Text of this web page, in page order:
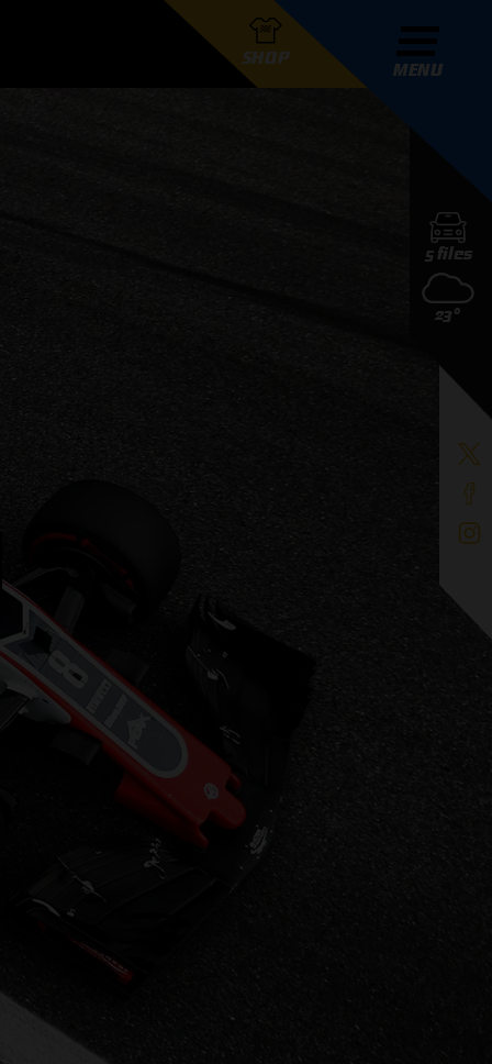
SHOP
MENU
5 files
23°